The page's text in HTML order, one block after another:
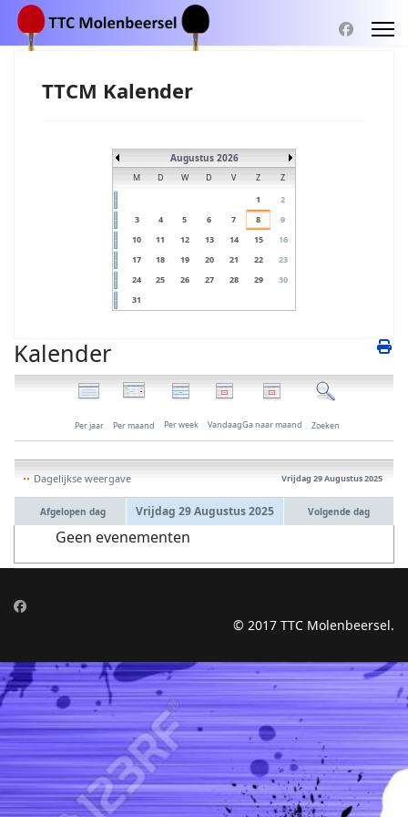
TTCM Kalender
Augustus 2026
M D W D V Z
Z
1
2
3
4 5 6 7 8
9
10
11 12 13 14 15
16
17
18 19 20 21 22
23
24
25 26 27 28 29
30
31
Kalender
Per jaar Per maand Per week VandaagGa naar maand Zoeken
Dagelijkse weergave Vrijdag 29 Augustus 2025
Afgelopen dag Vrijdag 29 Augustus 2025 Volgende dag
Geen evenementen
© 2017 TTC Molenbeersel.